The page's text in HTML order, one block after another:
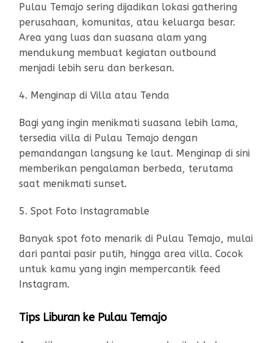
Pulau Temajo sering dijadikan lokasi gathering
perusahaan, komunitas, atau keluarga besar.
Area yang luas dan suasana alam yang
mendukung membuat kegiatan outbound
menjadi lebih seru dan berkesan.
4. Menginap di Villa atau Tenda
Bagi yang ingin menikmati suasana lebih lama,
tersedia villa di Pulau Temajo dengan
pemandangan langsung ke laut. Menginap di sini
memberikan pengalaman berbeda, terutama
saat menikmati sunset.
5. Spot Foto Instagramable
Banyak spot foto menarik di Pulau Temajo, mulai
dari pantai pasir putih, hingga area villa. Cocok
untuk kamu yang ingin mempercantik feed
Instagram.
Tips Liburan ke Pulau Temajo